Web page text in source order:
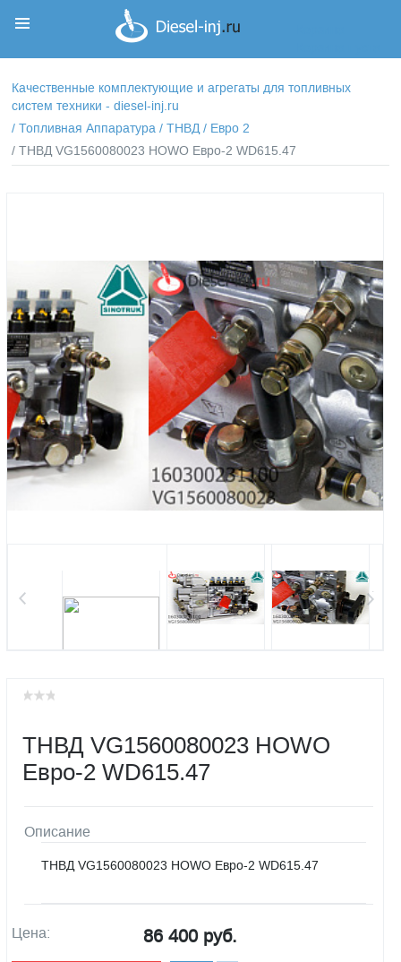
Качественные комплектующие и агрегаты для топливных
систем техники - diesel-inj.ru
/Топливная Аппаратура /ТНВД / Евро 2
/ ТНВД VG1560080023 HOWO Евро-2 WD615.47
ТНВД VG1560080023 HOWO
Евро-2 WD615.47
Описание
ТНВД VG1560080023 HOWO Евро-2 WD615.47
Цена: 86 400 руб.